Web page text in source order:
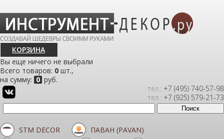
КОРЗИНА
Вы еще ничего не выбрали
Всего товаров: 0 шт.,
на сумму: 0 руб.
тел.: +7 (495) 740-57-98
тел.: +7 (925) 579-21-73
STM DECOR
ПАВАН (PAVAN)